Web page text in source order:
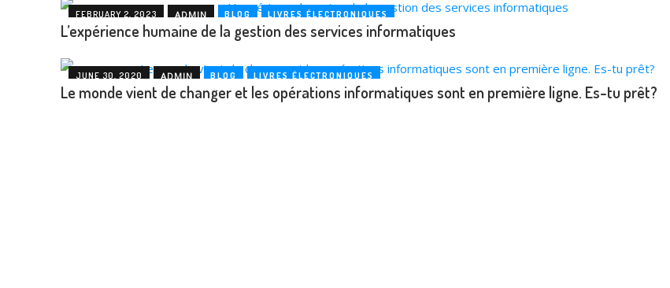
FEBRUARY 2, 2023 ADMIN BLOG LIVRES ÉLECTRONIQUES
L’expérience humaine de la gestion des services informatiques
JUNE 30, 2020 ADMIN BLOG LIVRES ÉLECTRONIQUES
Le monde vient de changer et les opérations informatiques sont en première ligne. Es-tu prêt?